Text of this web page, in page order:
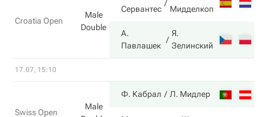
Croatia Open
Male
Double
Сервантес
Мидделкоп
А.
Павлашек
Я.
Зелинский
17.07, 15:10
Swiss Open
Male
Ф. Кабрал Л. Мидлер